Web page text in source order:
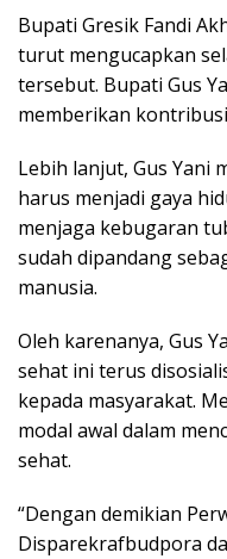
Bupati Gresik Fandi
turut mengucapkan
tersebut. Bupati Gus
memberikan
Lebih lanjut, Gus Yani
harus menjadi gaya
menjaga kebugaran
sudah dipandang
manusia.
Oleh karenanya, Gus
sehat ini terus
kepada masyarakat.
modal awal dalam
sehat.
“Dengan demikian
Disparekrafbudpora